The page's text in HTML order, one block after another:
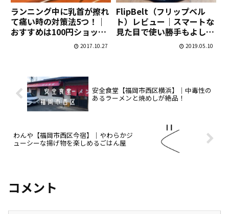
ランニング中に乳首が擦れ
て痛い時の対策法5つ！｜
おすすめは100円ショップ
2017.10.27
FlipBelt（フリップベル
ト）レビュー｜スマートな
見た目で使い勝手もよし！
ランニング時の準必需品！
2019.05.10
安全食堂【福岡市西区横浜】｜中毒性の
あるラーメンと焼めしが絶品！
わんや【福岡市西区今宿】｜やわらかジ
ューシーな揚げ物を楽しめるごはん屋
コメント